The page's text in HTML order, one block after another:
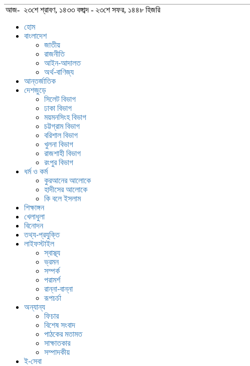
আজ- ২৩শে শ্রাবণ, ১৪৩৩ বঙ্গাব্দ - ২৩শে সফর, ১৪৪৮ হিজরি
হোম
বাংলাদেশ
জাতীয়
রাজনীতি
আইন-আদালত
অর্থ-বাণিজ্য
আন্তর্জাতিক
দেশজুড়ে
সিলেট বিভাগ
ঢাকা বিভাগ
ময়মনসিংহ বিভাগ
চট্টগ্রাম বিভাগ
বরিশাল বিভাগ
খুলনা বিভাগ
রাজশাহী বিভাগ
রংপুর বিভাগ
ধর্ম ও কর্ম
কুরআনের আলোকে
হাদীসের আলোকে
কি বলে ইসলাম
শিক্ষাঙ্গন
খেলাধুলা
বিনোদন
তথ্য-প্রযুক্তি
লাইফস্টাইল
স্বাস্থ্য
ভ্রমন
সম্পর্ক
পরামর্শ
রান্না-বান্না
রূপচর্চা
অন্যান্য
ফিচার
বিশেষ সংবাদ
পাঠকের মতামত
সাক্ষাতকার
সম্পাদকীয়
ই-সেবা